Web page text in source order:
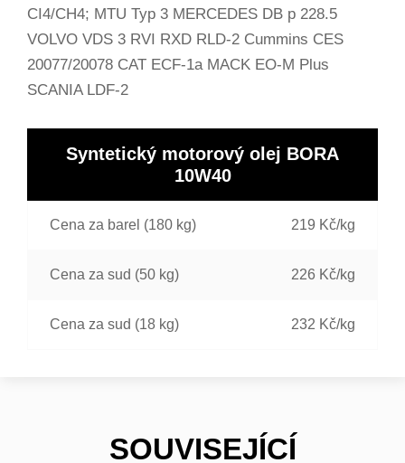
CI4/CH4; MTU Typ 3 MERCEDES DB p 228.5
VOLVO VDS 3 RVI RXD RLD-2 Cummins CES
20077/20078 CAT ECF-1a MACK EO-M Plus
SCANIA LDF-2
Syntetický motorový olej BORA
10W40
Cena za barel (180 kg) 219 Kč/kg
Cena za sud (50 kg) 226 Kč/kg
Cena za sud (18 kg) 232 Kč/kg
SOUVISEJÍCÍ